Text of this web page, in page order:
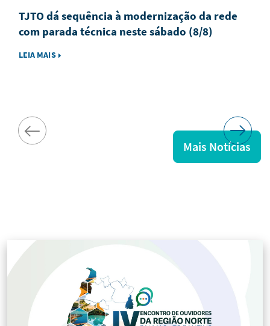
TJTO dá sequência à modernização da rede
com parada técnica neste sábado (8/8)
LEIA MAIS
Mais Notícias